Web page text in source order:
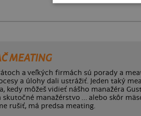
MEATING
a veľkých firmách sú porady a
a úlohy dali ustrážiť. Jeden taký
kedy môžeš vidieť nášho manažéra
skutočné manažérstvo ... alebo skôr
rušiť, má predsa meating.